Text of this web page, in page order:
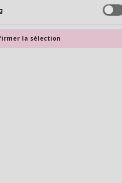
la sélection